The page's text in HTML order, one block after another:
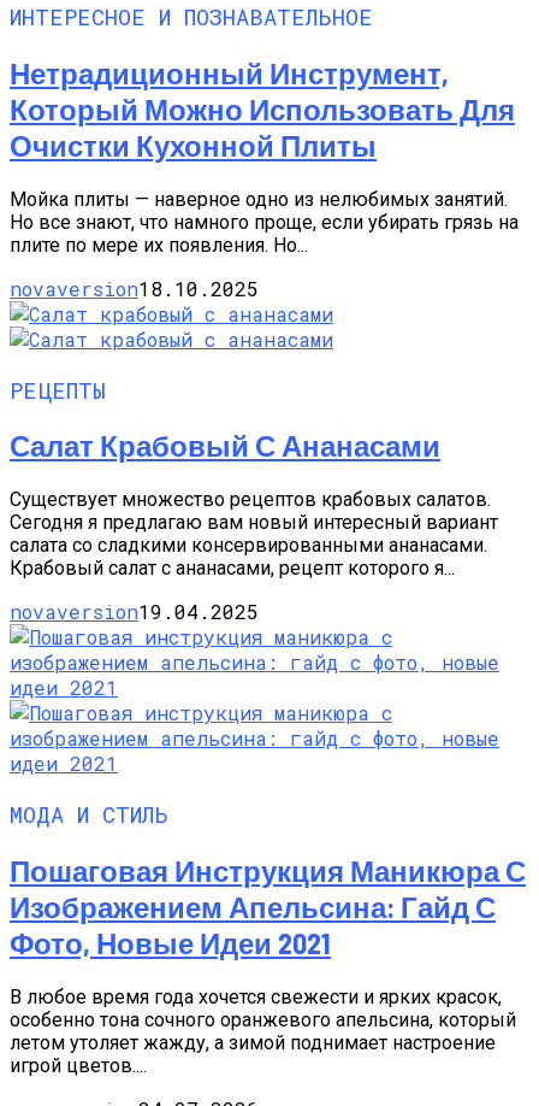
ИНТЕРЕСНОЕ И ПОЗНАВАТЕЛЬНОЕ
Нетрадиционный Инструмент,
Который Можно Использовать Для
Очистки Кухонной Плиты
Мойка плиты — наверное одно из нелюбимых занятий.
Но все знают, что намного проще, если убирать грязь на
плите по мере их появления. Но...
novaversion18.10.2025
РЕЦЕПТЫ
Салат Крабовый С Ананасами
Существует множество рецептов крабовых салатов.
Сегодня я предлагаю вам новый интересный вариант
салата со сладкими консервированными ананасами.
Крабовый салат с ананасами, рецепт которого я...
novaversion19.04.2025
МОДА И СТИЛЬ
Пошаговая Инструкция Маникюра С
Изображением Апельсина: Гайд С
Фото, Новые Идеи 2021
В любое время года хочется свежести и ярких красок,
особенно тона сочного оранжевого апельсина, который
летом утоляет жажду, а зимой поднимает настроение
игрой цветов....